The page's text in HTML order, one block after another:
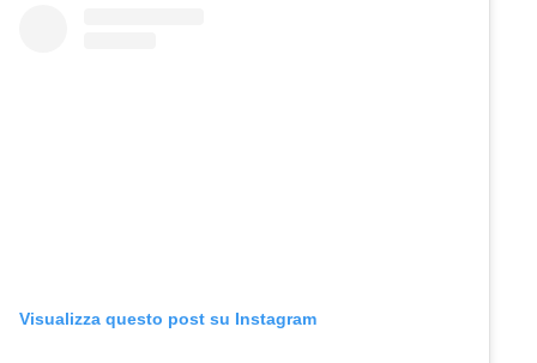
Visualizza questo post su Instagram